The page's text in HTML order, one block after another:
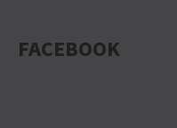
FACEBOOK